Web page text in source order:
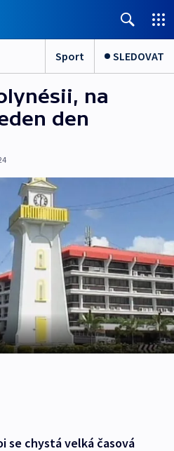
Sport SLEDOVAT
na
den
se chystá velká časová